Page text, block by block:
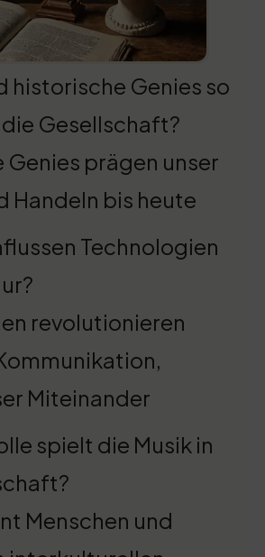
historische Genies so
Gesellschaft?
Genies prägen unser
Handeln bis heute
Technologien
revolutionieren
Miteinander
spielt die Musik in
Menschen und